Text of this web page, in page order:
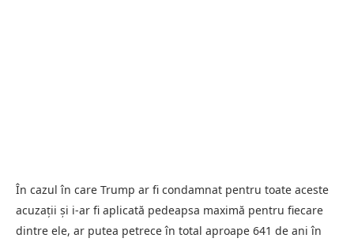
În cazul în care Trump ar fi condamnat pentru toate aceste
acuzații și i-ar fi aplicată pedeapsa maximă pentru fiecare
dintre ele, ar putea petrece în total aproape 641 de ani în